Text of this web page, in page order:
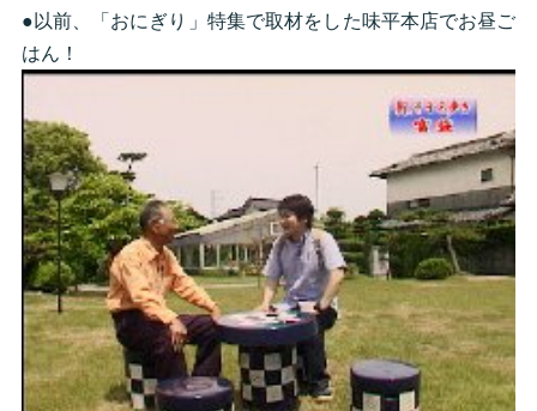
●以前、「おにぎり」特集で取材をした味平本店でお昼ご
はん！